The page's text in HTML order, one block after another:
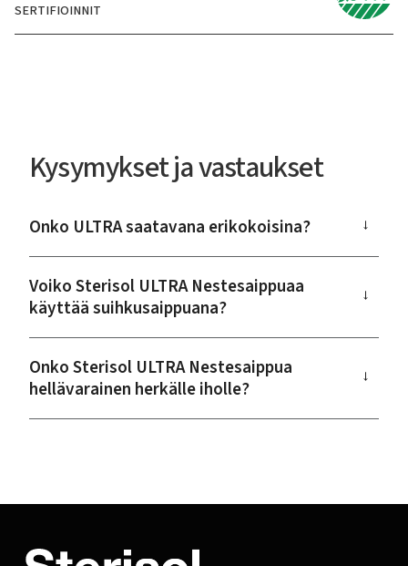
SERTIFIOINNIT
Kysymykset ja vastaukset
Onko ULTRA saatavana erikokoisina? →
Voiko Sterisol ULTRA Nestesaippuaa
käyttää suihkusaippuana?
→
Onko Sterisol ULTRA Nestesaippua
hellävarainen herkälle iholle?
→